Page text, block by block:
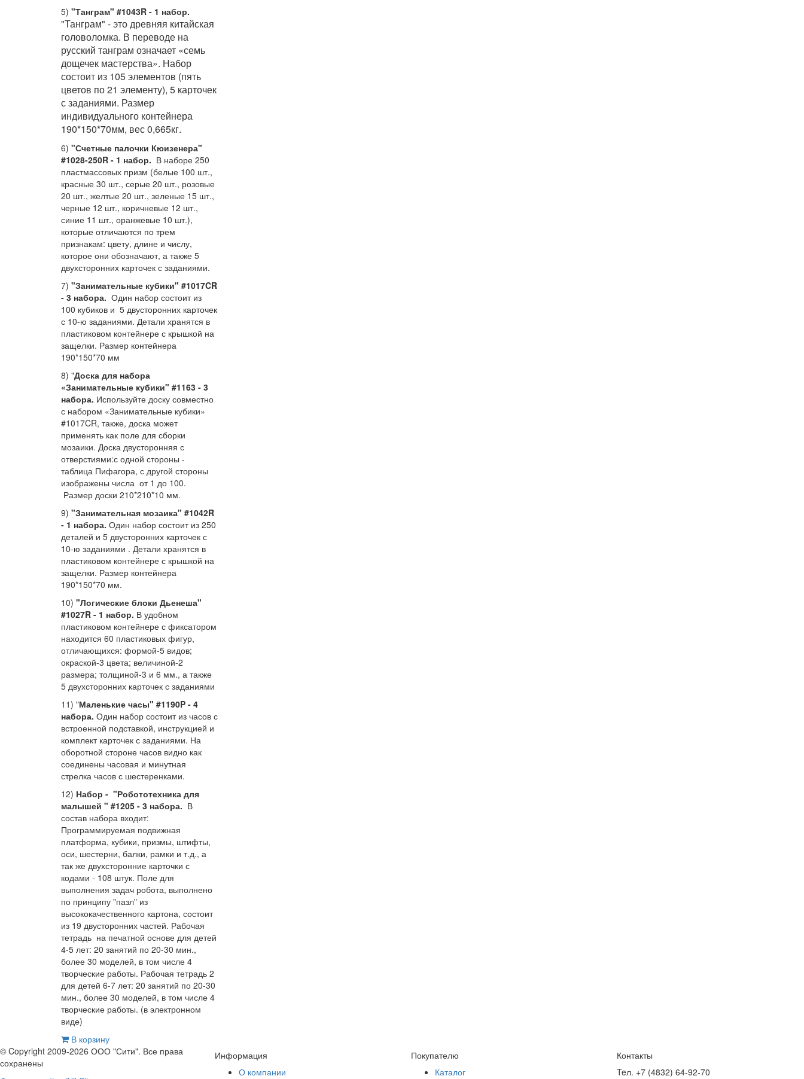
5) "Танграм" #1043R - 1 набор.
"Танграм" - это древняя китайская
головоломка. В переводе на
русский танграм означает «семь
дощечек мастерства». Набор
состоит из 105 элементов (пять
цветов по 21 элементу), 5 карточек
с заданиями. Размер
индивидуального контейнера
190*150*70мм, вес 0,665кг.
6) "Счетные палочки Кюизенера"
#1028-250R - 1 набор. В наборе 250
пластмассовых призм (белые 100 шт.,
красные 30 шт., серые 20 шт., розовые
20 шт., желтые 20 шт., зеленые 15 шт.,
черные 12 шт., коричневые 12 шт.,
синие 11 шт., оранжевые 10 шт.),
которые отличаются по трем
признакам: цвету, длине и числу,
которое они обозначают, а также 5
двухсторонних карточек с заданиями.
7) "Занимательные кубики" #1017CR
- 3 набора. Один набор состоит из
100 кубиков и 5 двусторонних карточек
с 10-ю заданиями. Детали хранятся в
пластиковом контейнере с крышкой на
защелки. Размер контейнера
190*150*70 мм
8) "Доска для набора
«Занимательные кубики" #1163 - 3
набора. Используйте доску совместно
с набором «Занимательные кубики»
#1017CR, также, доска может
применять как поле для сборки
мозаики. Доска двусторонняя с
отверстиями:с одной стороны -
таблица Пифагора, с другой стороны
изображены числа от 1 до 100.
Размер доски 210*210*10 мм.
9) "Занимательная мозаика" #1042R
- 1 набора. Один набор состоит из 250
деталей и 5 двусторонних карточек с
10-ю заданиями . Детали хранятся в
пластиковом контейнере с крышкой на
защелки. Размер контейнера
190*150*70 мм.
10) "Логические блоки Дьенеша"
#1027R - 1 набор. В удобном
пластиковом контейнере с фиксатором
находится 60 пластиковых фигур,
отличающихся: формой-5 видов;
окраской-3 цвета; величиной-2
размера; толщиной-3 и 6 мм., а также
5 двухсторонних карточек с заданиями
11) "Маленькие часы" #1190P - 4
набора. Один набор состоит из часов с
встроенной подставкой, инструкцией и
комплект карточек с заданиями. На
оборотной стороне часов видно как
соединены часовая и минутная
стрелка часов с шестеренками.
12) Набор - "Робототехника для
малышей " #1205 - 3 набора. В
состав набора входит:
Программируемая подвижная
платформа, кубики, призмы, штифты,
оси, шестерни, балки, рамки и т.д., а
так же двухсторонние карточки с
кодами - 108 штук. Поле для
выполнения задач робота, выполнено
по принципу "пазл" из
высококачественного картона, состоит
из 19 двусторонних частей. Рабочая
тетрадь на печатной основе для детей
4-5 лет: 20 занятий по 20-30 мин.,
более 30 моделей, в том числе 4
творческие работы. Рабочая тетрадь 2
для детей 6-7 лет: 20 занятий по 20-30
мин., более 30 моделей, в том числе 4
творческие работы. (в электронном
виде)
В корзину
Контакты
Teл. +7 (4832) 64-92-70
Информация
О компании
Покупателю
Каталог
© Copyright 2009-2026 ООО "Сити". Все права
сохранены